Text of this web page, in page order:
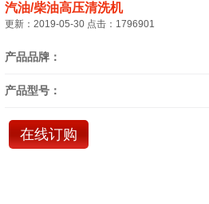
汽油/柴油高压清洗机
更新：2019-05-30 点击：1796901
产品品牌：
产品型号：
在线订购